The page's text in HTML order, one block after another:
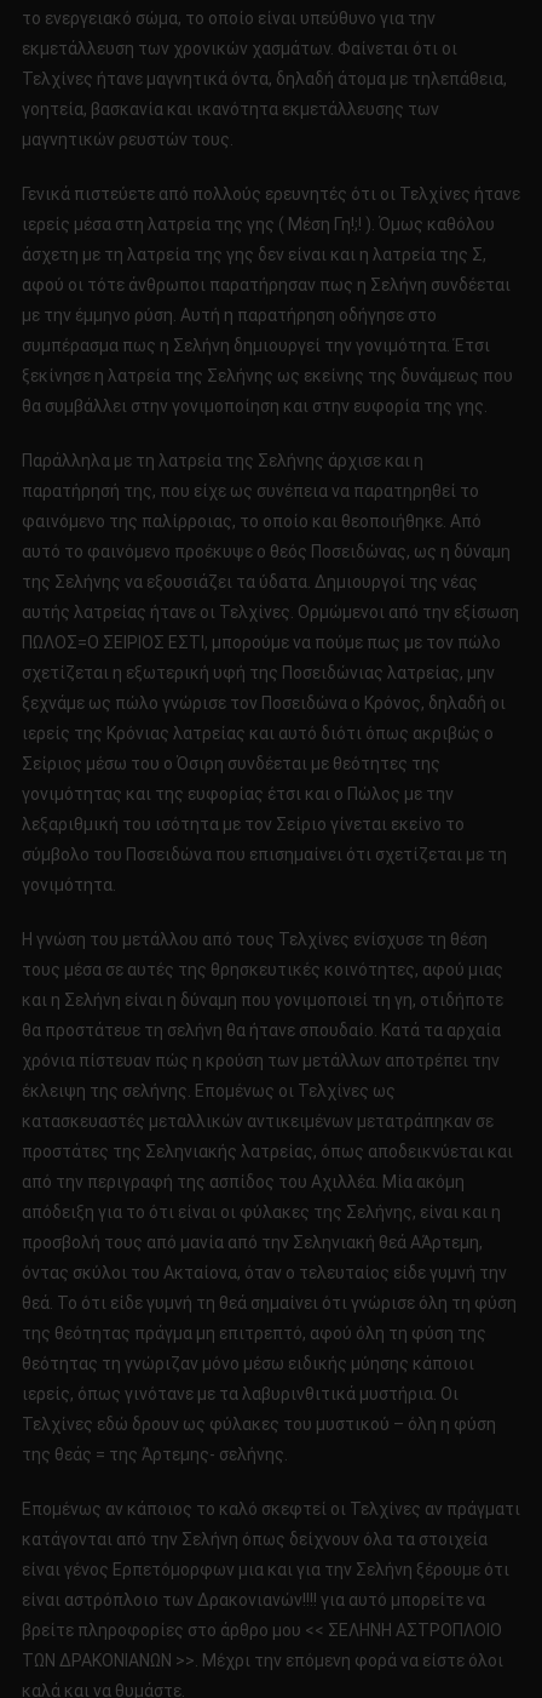
το ενεργειακό σώμα, το οποίο είναι υπεύθυνο για την
εκμετάλλευση των χρονικών χασμάτων. Φαίνεται ότι οι
Τελχίνες ήτανε μαγνητικά όντα, δηλαδή άτομα με τηλεπάθεια,
γοητεία, βασκανία και ικανότητα εκμετάλλευσης των
μαγνητικών ρευστών τους.
Γενικά πιστεύετε από πολλούς ερευνητές ότι οι Τελχίνες ήτανε
ιερείς μέσα στη λατρεία της γης ( Μέση Γη!;! ). Όμως καθόλου
άσχετη με τη λατρεία της γης δεν είναι και η λατρεία της Σ,
αφού οι τότε άνθρωποι παρατήρησαν πως η Σελήνη συνδέεται
με την έμμηνο ρύση. Αυτή η παρατήρηση οδήγησε στο
συμπέρασμα πως η Σελήνη δημιουργεί την γονιμότητα. Έτσι
ξεκίνησε η λατρεία της Σελήνης ως εκείνης της δυνάμεως που
θα συμβάλλει στην γονιμοποίηση και στην ευφορία της γης.
Παράλληλα με τη λατρεία της Σελήνης άρχισε και η
παρατήρησή της, που είχε ως συνέπεια να παρατηρηθεί το
φαινόμενο της παλίρροιας, το οποίο και θεοποιήθηκε. Από
αυτό το φαινόμενο προέκυψε ο θεός Ποσειδώνας, ως η δύναμη
της Σελήνης να εξουσιάζει τα ύδατα. Δημιουργοί της νέας
αυτής λατρείας ήτανε οι Τελχίνες. Ορμώμενοι από την εξίσωση
ΠΩΛΟΣ=Ο ΣΕΙΡΙΟΣ ΕΣΤΙ, μπορούμε να πούμε πως με τον πώλο
σχετίζεται η εξωτερική υφή της Ποσειδώνιας λατρείας, μην
ξεχνάμε ως πώλο γνώρισε τον Ποσειδώνα ο Κρόνος, δηλαδή οι
ιερείς της Κρόνιας λατρείας και αυτό διότι όπως ακριβώς ο
Σείριος μέσω του ο Όσιρη συνδέεται με θεότητες της
γονιμότητας και της ευφορίας έτσι και ο Πώλος με την
λεξαριθμική του ισότητα με τον Σείριο γίνεται εκείνο το
σύμβολο του Ποσειδώνα που επισημαίνει ότι σχετίζεται με τη
γονιμότητα.
Η γνώση του μετάλλου από τους Τελχίνες ενίσχυσε τη θέση
τους μέσα σε αυτές της θρησκευτικές κοινότητες, αφού μιας
και η Σελήνη είναι η δύναμη που γονιμοποιεί τη γη, οτιδήποτε
θα προστάτευε τη σελήνη θα ήτανε σπουδαίο. Κατά τα αρχαία
χρόνια πίστευαν πώς η κρούση των μετάλλων αποτρέπει την
έκλειψη της σελήνης. Επομένως οι Τελχίνες ως
κατασκευαστές μεταλλικών αντικειμένων μετατράπηκαν σε
προστάτες της Σεληνιακής λατρείας, όπως αποδεικνύεται και
από την περιγραφή της ασπίδος του Αχιλλέα. Μία ακόμη
απόδειξη για το ότι είναι οι φύλακες της Σελήνης, είναι και η
προσβολή τους από μανία από την Σεληνιακή θεά AΆρτεμη,
όντας σκύλοι του Ακταίονα, όταν ο τελευταίος είδε γυμνή την
θεά. Το ότι είδε γυμνή τη θεά σημαίνει ότι γνώρισε όλη τη φύση
της θεότητας πράγμα μη επιτρεπτό, αφού όλη τη φύση της
θεότητας τη γνώριζαν μόνο μέσω ειδικής μύησης κάποιοι
ιερείς, όπως γινότανε με τα λαβυρινθιτικά μυστήρια. Οι
Τελχίνες εδώ δρουν ως φύλακες του μυστικού – όλη η φύση
της θεάς = της Άρτεμης- σελήνης.
Επομένως αν κάποιος το καλό σκεφτεί οι Τελχίνες αν πράγματι
κατάγονται από την Σελήνη όπως δείχνουν όλα τα στοιχεία
είναι γένος Ερπετόμορφων μια και για την Σελήνη ξέρουμε ότι
είναι αστρόπλοιο των Δρακονιανών!!!! για αυτό μπορείτε να
βρείτε πληροφορίες στο άρθρο μου << ΣΕΛΗΝΗ ΑΣΤΡΟΠΛΟΙΟ
ΤΩΝ ΔΡΑΚΟΝΙΑΝΩΝ >>. Μέχρι την επόμενη φορά να είστε όλοι
καλά και να θυμάστε.